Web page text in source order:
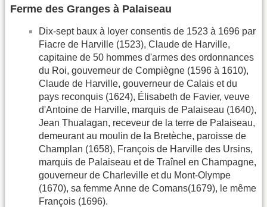
Ferme des Granges à Palaiseau
Dix-sept baux à loyer consentis de 1523 à 1696 par
Fiacre de Harville (1523), Claude de Harville,
capitaine de 50 hommes d'armes des ordonnances
du Roi, gouverneur de Compiègne (1596 à 1610),
Claude de Harville, gouverneur de Calais et du
pays reconquis (1624), Élisabeth de Favier, veuve
d'Antoine de Harville, marquis de Palaiseau (1640),
Jean Thualagan, receveur de la terre de Palaiseau,
demeurant au moulin de la Bretèche, paroisse de
Champlan (1658), François de Harville des Ursins,
marquis de Palaiseau et de Traînel en Champagne,
gouverneur de Charleville et du Mont-Olympe
(1670), sa femme Anne de Comans(1679), le même
François (1696).